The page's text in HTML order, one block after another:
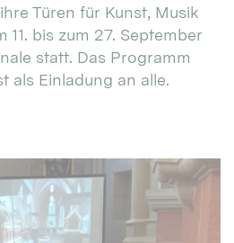
Türen für Kunst, Musik
11. bis zum 27. September
statt. Das Programm
als Einladung an alle.